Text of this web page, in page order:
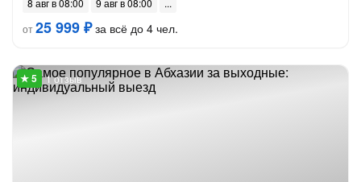
8 авг в 08:00
9 авг в 08:00
от25 999 ₽за всё до 4 чел.
1 отзыв